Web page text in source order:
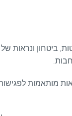
ונראות
מותאמות